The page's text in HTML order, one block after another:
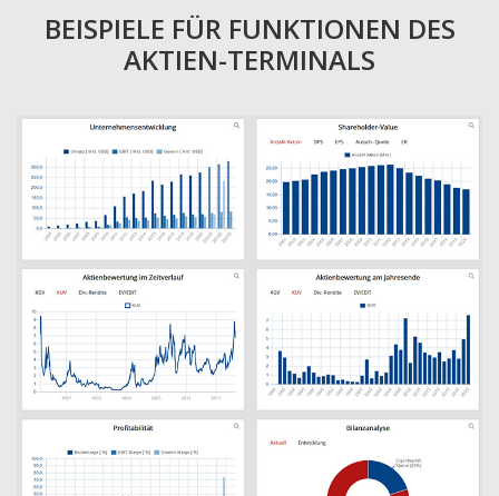
BEISPIELE FÜR FUNKTIONEN DES
AKTIEN-TERMINALS